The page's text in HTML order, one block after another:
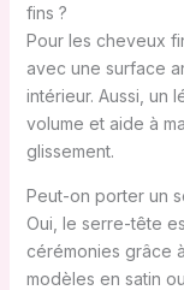
fins ?
Pour les cheveux
avec une surface
intérieur. Aussi, un
volume et aide à
glissement.
Peut-on porter un
Oui, le serre-tête
cérémonies grâce
modèles en satin